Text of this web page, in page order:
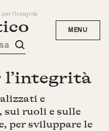
per l'integrità
l’integrità
e
sui ruoli e sulle
per sviluppare le